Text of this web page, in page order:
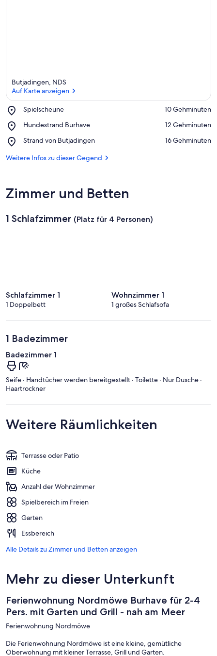
Butjadingen, NDS
Auf Karte anzeigen
Spielscheune
Place,
‪10 Gehminuten‬
Hundestrand Burhave
Place,
Burhave
‪12 Gehminuten‬
Strand von Butjadingen
Place,
von
‪16 Gehminuten‬
Weitere Infos zu dieser Gegend
Zimmer und Betten
1 Schlafzimmer (Platz für 4 Personen)
Schlafzimmer 1
1 Doppelbett
Wohnzimmer 1
1 großes Schlafsofa
1 Badezimmer
Badezimmer 1
Seife · Handtücher werden bereitgestellt · Toilette · Nur Dusche ·
Haartrockner
Weitere Räumlichkeiten
Terrasse oder Patio
Küche
Anzahl der Wohnzimmer
Spielbereich im Freien
Garten
Essbereich
Alle Details zu Zimmer und Betten anzeigen
Mehr zu dieser Unterkunft
Ferienwohnung Nordmöwe Burhave für 2-4
Pers. mit Garten und Grill - nah am Meer
Ferienwohnung Nordmöwe
Die Ferienwohnung Nordmöwe ist eine kleine, gemütliche
Oberwohnung mit kleiner Terrasse, Grill und Garten.